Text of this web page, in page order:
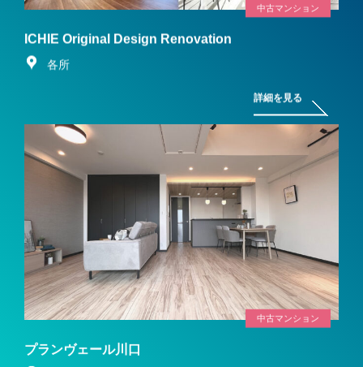
中古マンション
ICHIE Original Design Renovation
各所
詳細を見る
中古マンション
プランヴェール川口